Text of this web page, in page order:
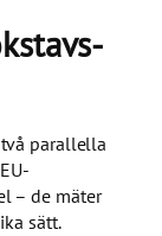
parallella
– de mäter
sätt.